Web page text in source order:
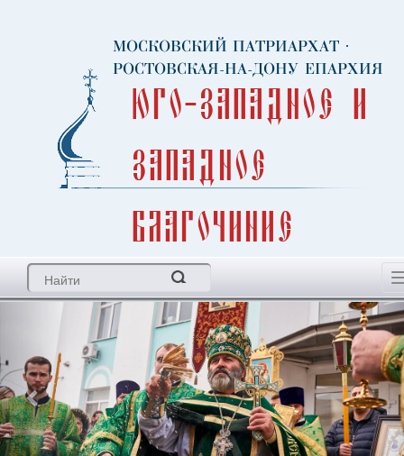
МОСКОВСКИЙ ПАТРИАРХАТ ·
РОСТОВСКАЯ-НА-ДОНУ ЕПАРХИЯ
Юго-Западное и
Западное
благочиние